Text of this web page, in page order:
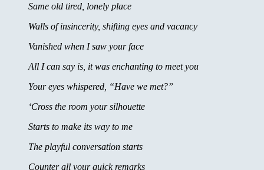
Same old tired, lonely place
Walls of insincerity, shifting eyes and vacancy
Vanished when I saw your face
All I can say is, it was enchanting to meet you
Your eyes whispered, “Have we met?”
‘Cross the room your silhouette
Starts to make its way to me
The playful conversation starts
Counter all your quick remarks